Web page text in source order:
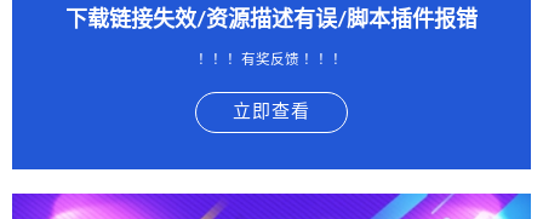
下载链接失效/资源描述有误/脚本插件报错
！！！有奖反馈 ！！！
立即查看